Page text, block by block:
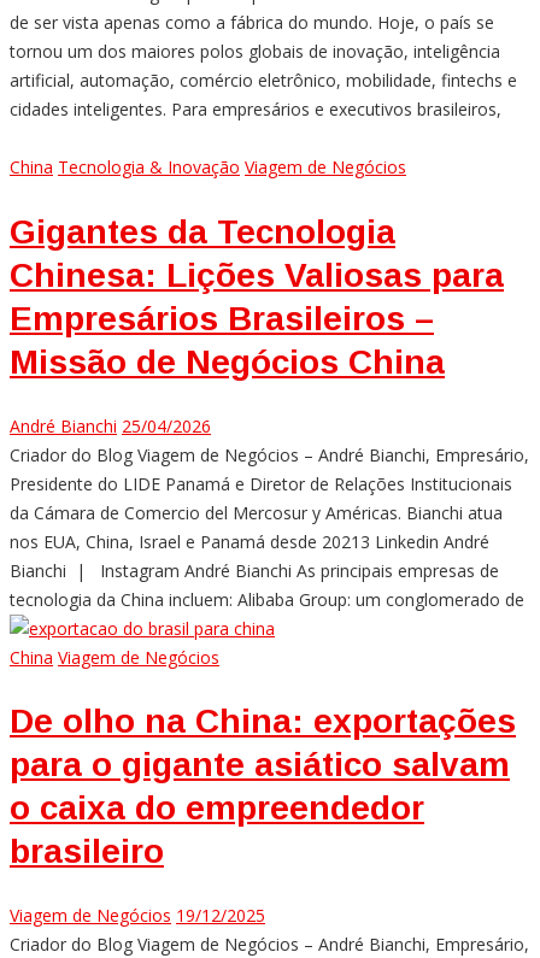
de ser vista apenas como a fábrica do mundo. Hoje, o país se
tornou um dos maiores polos globais de inovação, inteligência
artificial, automação, comércio eletrônico, mobilidade, fintechs e
cidades inteligentes. Para empresários e executivos brasileiros,
China Tecnologia & Inovação Viagem de Negócios
Gigantes da Tecnologia
Chinesa: Lições Valiosas para
Empresários Brasileiros –
Missão de Negócios China
André Bianchi 25/04/2026
Criador do Blog Viagem de Negócios – André Bianchi, Empresário,
Presidente do LIDE Panamá e Diretor de Relações Institucionais
da Cámara de Comercio del Mercosur y Américas. Bianchi atua
nos EUA, China, Israel e Panamá desde 20213 Linkedin André
Bianchi | Instagram André Bianchi As principais empresas de
tecnologia da China incluem: Alibaba Group: um conglomerado de
China Viagem de Negócios
De olho na China: exportações
para o gigante asiático salvam
o caixa do empreendedor
brasileiro
Viagem de Negócios 19/12/2025
Criador do Blog Viagem de Negócios – André Bianchi, Empresário,